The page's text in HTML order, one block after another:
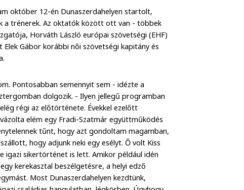
október 12-én Dunaszerdahelyen startolt,
a trénerek. Az oktatók között ott van - többek
Horváth László európai szövetségi (EHF)
Gábor korábbi női szövetségi kapitány és
Pontosabban semennyit sem - idézte a
dolgozik. - Ilyen jellegű programban
régi az előtörténete. Évekkel ezelőtt
elém egy Fradi-Szatmár együttműködés
tűnt, hogy azt gondoltam magamban,
hogy adjunk neki egy esélyt. Ő volt Kiss
igazi sikertörténet is lett. Amikor például idén
kerekasztal beszélgetésre, a helyi edző
Most Dunaszerdahelyen kezdtünk,